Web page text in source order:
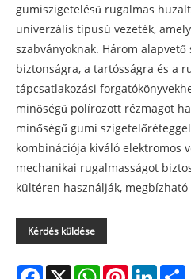
gumiszigetelésű rugalmas
univerzális típusú vezeték,
szabványoknak. Három
biztonságra, a tartósságra és a
tápcsatlakozási
minőségű polírozott rézmagot
minőségű gumi
kombinációja kiváló elektromos
mechanikai rugalmasságot
kültéren használják,
Kérdés küldése
Facebook
X WhatsAppPinterest